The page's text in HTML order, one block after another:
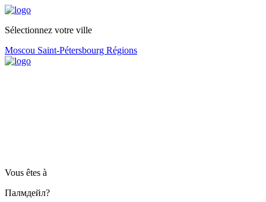
Sélectionnez votre ville
Moscou Saint-Pétersbourg Régions
Vous êtes à
Палмдейл?